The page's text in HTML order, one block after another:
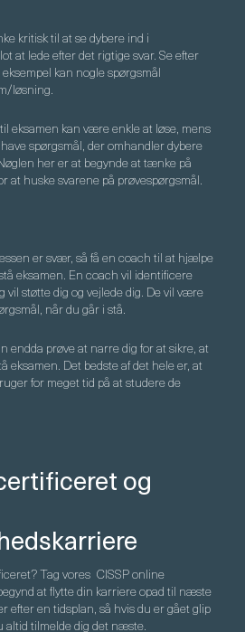
kritisk til at se dybere ind i
at lede efter det rigtige svar. Se efter
kan nogle spørgsmål
løsning.
eksamen kan være enkle at løse, mens
spørgsmål, der omhandler dybere
her er at begynde at tænke på
at huske svarene på prøvespørgsmål.
er svær, så få en coach til at hjælpe
eksamen. En coach vil identificere
vil støtte dig og vejlede dig. De vil være
når du går i stå.
endda prøve at narre dig for at sikre, at
eksamen. Det bedste af det hele er, at
for meget tid på at studere de
og
Tag vores CISSP online
at flytte din karriere opad til næste
efter en tidsplan, så hvis du er gået glip
tilmelde dig det næste.